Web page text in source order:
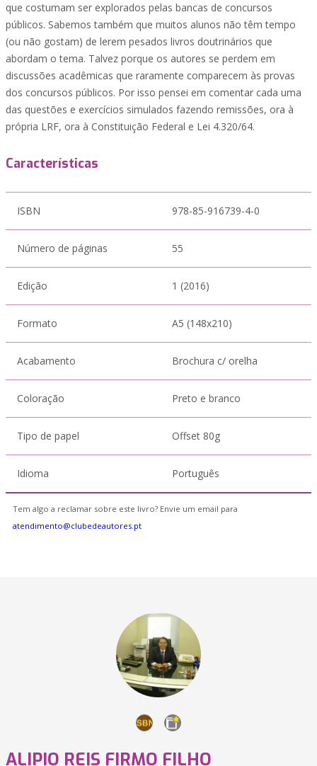
que costumam ser explorados pelas bancas de concursos
públicos. Sabemos também que muitos alunos não têm tempo
(ou não gostam) de lerem pesados livros doutrinários que
abordam o tema. Talvez porque os autores se perdem em
discussões acadêmicas que raramente comparecem às provas
dos concursos públicos. Por isso pensei em comentar cada uma
das questões e exercícios simulados fazendo remissões, ora à
própria LRF, ora à Constituição Federal e Lei 4.320/64.
Características
ISBN 978-85-916739-4-0
Número de páginas 55
Edição 1 (2016)
Formato A5 (148x210)
Acabamento Brochura c/ orelha
Coloração Preto e branco
Tipo de papel Offset 80g
Idioma Português
Tem algo a reclamar sobre este livro? Envie um email para
atendimento@clubedeautores.pt
ALIPIO REIS FIRMO FILHO